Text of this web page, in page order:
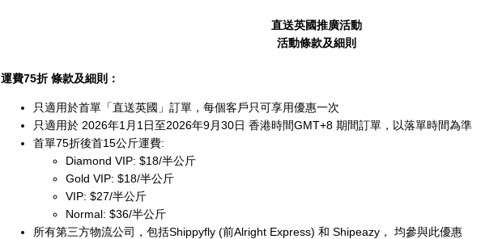
直送英國推廣活動
活動條款及細則
運費75折 條款及細則：
只適用於首單「直送英國」訂單，每個客戶只可享用優惠一次
只適用於 2026年1月1日至2026年9月30日 香港時間GMT+8 期間訂單，以落單時間為準
首單75折後首15公斤運費:
Diamond VIP: $18/半公斤
Gold VIP: $18/半公斤
VIP: $27/半公斤
Normal: $36/半公斤
所有第三方物流公司，包括Shippyfly (前Alright Express) 和 Shipeazy， 均參與此優惠